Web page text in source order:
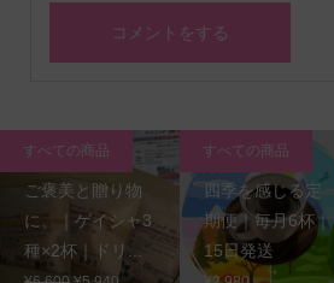
ご褒美と贈り物
に。｜ゲイシャ3
種×2杯｜ドリ...
すべての商品
四季を感じる定
期便｜毎月6杯｜
15日発送
すべての商品